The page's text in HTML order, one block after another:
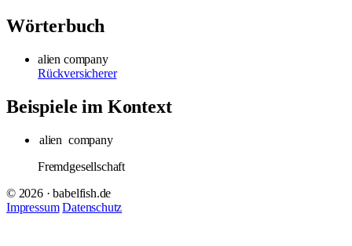
Wörterbuch
alien company
Rückversicherer
Beispiele im Kontext
alien company
Fremdgesellschaft
© 2026 · babelfish.de
Impressum Datenschutz